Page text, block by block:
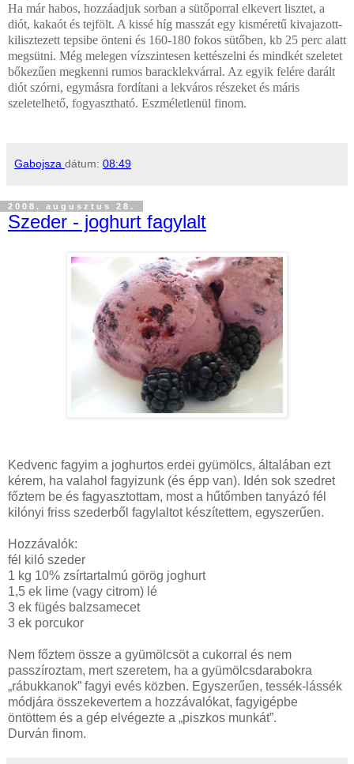
Ha már habos, hozzáadjuk sorban a sütőporral elkevert lisztet, a
diót, kakaót és tejfölt. A kissé híg masszát egy kisméretű kivajazott-
kilisztezett tepsibe önteni és 160-180 fokos sütőben, kb 25 perc alatt
megsütni. Még melegen vízszintesen kettészelni és mindkét szeletet
bőkezűen megkenni rumos baracklekvárral. Az egyik felére darált
diót szórni, egymásra fordítani a lekváros részeket és máris
szeletelhető, fogyasztható. Eszméletlenül finom.
Gabojsza dátum: 08:49
2008. augusztus 28.
Szeder - joghurt fagylalt
Kedvenc fagyim a joghurtos erdei gyümölcs, általában ezt
kérem, ha valahol fagyizunk (és épp van). Idén sok szedret
főztem be és fagyasztottam, most a hűtőmben tanyázó fél
kilónyi friss szederből fagylaltot készítettem, egyszerűen.
Hozzávalók:
fél kiló szeder
1 kg 10% zsírtartalmú görög joghurt
1,5 ek lime (vagy citrom) lé
3 ek fügés balzsamecet
3 ek porcukor
Nem főztem össze a gyümölcsöt a cukorral és nem
passzíroztam, mert szeretem, ha a gyümölcsdarabokra
„rábukkanok” fagyi evés közben. Egyszerűen, tessék-lássék
módjára összekevertem a hozzávalókat, fagyigépbe
öntöttem és a gép elvégezte a „piszkos munkát”.
Durván finom.